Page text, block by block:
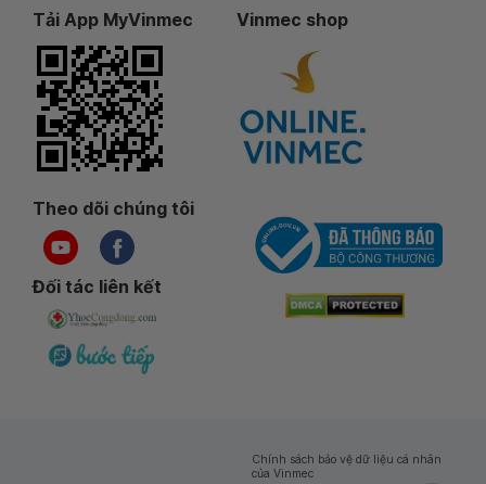
Tải App MyVinmec Vinmec shop
Theo dõi chúng tôi
Đối tác liên kết
Chính sách bảo vệ dữ liệu cá nhân
của Vinmec